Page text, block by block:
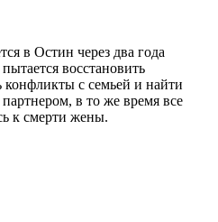
в Остин через два года
восстановить
конфликты с семьей и найти
в то же время все
к смерти жены.